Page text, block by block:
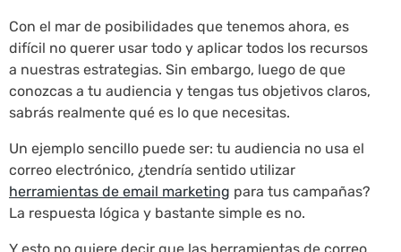
Con el mar de posibilidades que tenemos ahora, es
difícil no querer usar todo y aplicar todos los recursos
a nuestras estrategias. Sin embargo, luego de que
conozcas a tu audiencia y tengas tus objetivos claros,
sabrás realmente qué es lo que necesitas.
Un ejemplo sencillo puede ser: tu audiencia no usa el
correo electrónico, ¿tendría sentido utilizar
herramientas de email marketing para tus campañas?
La respuesta lógica y bastante simple es no.
Y esto no quiere decir que las herramientas de correo